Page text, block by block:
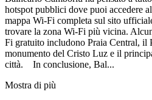
hotspot pubblici dove puoi accedere
mappa Wi-Fi completa sul sito
trovare la zona Wi-Fi più vicina.
Fi gratuito includono Praia Central, il
monumento del Cristo Luz e il
città. In conclusione, Bal...
Mostra di più